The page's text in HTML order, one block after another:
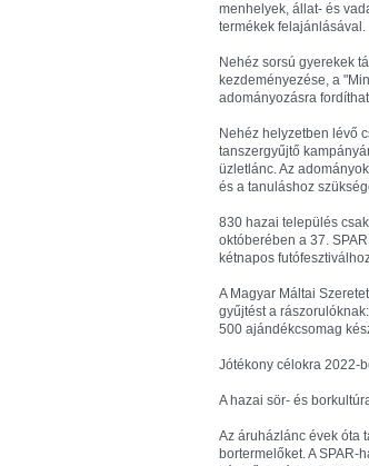
menhelyek, állat- és
termékek felajánlásával.
Nehéz sorsú gyerekek
kezdeményezése, a
adományozásra
Nehéz helyzetben lévő
tanszergyűjtő
üzletlánc. Az
és a tanuláshoz
830 hazai település
októberében a 37.
kétnapos
A Magyar Máltai
gyűjtést a
500 ajándékcsomag
Jótékony célokra 2022-
A hazai sör- és
Az áruházlánc évek óta
bortermelőket. A